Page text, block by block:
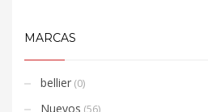
MARCAS
bellier (0)
Nuevos (56)